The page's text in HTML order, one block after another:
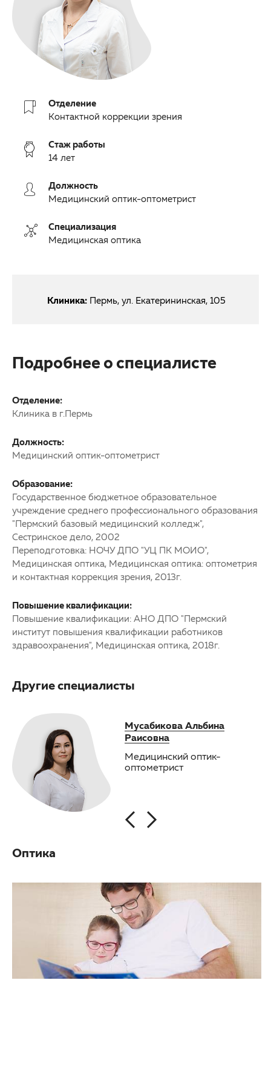
3D-тур по клинике
Партнерам
Закупки
Другие заболевания глаз
Детская офтальмология
Отделение
Контактной коррекции зрения
Стаж работы
14 лет
Должность
Медицинский оптик-оптометрист
Специализация
Медицинская оптика
Клиника: Пермь, ул. Екатерининская, 105
Подробнее о специалисте
Отделение:
Клиника в г.Пермь
Должность:
Медицинский оптик-оптометрист
Образование:
Государственное бюджетное образовательное
учреждение среднего профессионального образования
"Пермский базовый медицинский колледж",
Сестринское дело, 2002
Переподготовка: НОЧУ ДПО "УЦ ПК МОИО",
Медицинская оптика, Медицинская оптика: оптометрия
и контактная коррекция зрения, 2013г.
Повышение квалификации:
Повышение квалификации: АНО ДПО "Пермский
институт повышения квалификации работников
здравоохранения", Медицинская оптика, 2018г.
Другие специалисты
Мусабикова Альбина
Раисовна
Медицинский оптик-
оптометрист
Оптика